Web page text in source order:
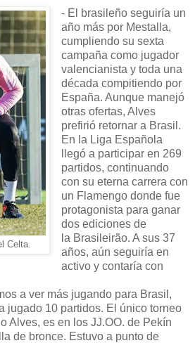
Celta.
- El brasileño seguiría un
año más por Mestalla,
cumpliendo su sexta
campaña como jugador
valencianista y toda una
década compitiendo por
España. Aunque manejó
otras ofertas, Alves
prefirió retornar a Brasil.
En la Liga Española
llegó a participar en 269
partidos, continuando
con su eterna carrera con
un Flamengo donde fue
protagonista para ganar
dos ediciones de
la Brasileirão. A sus 37
años, aún seguiría en
activo y contaría con
a ver más jugando para Brasil,
jugado 10 partidos. El único torneo
Alves, es en los JJ.OO. de Pekín
de bronce. Estuvo a punto de